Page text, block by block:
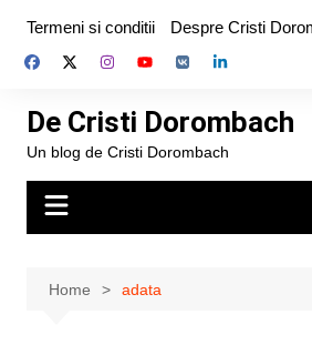
content
Termeni si conditii Despre Cristi
De Cristi Dorombach
Un blog de Cristi Dorombach
Home adata